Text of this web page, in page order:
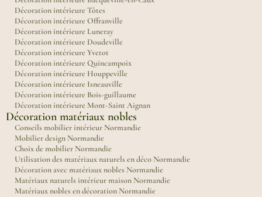
Décoration intérieure Tôtes
Décoration intérieure Offranville
Décoration intérieure Luneray
Décoration intérieure Doudeville
Décoration intérieure Yvetot
Décoration intérieure Quincampoix
Décoration intérieure Houppeville
Décoration intérieure Isneauville
Décoration intérieure Bois-guillaume
Décoration intérieure Mont-Saint Aignan
Décoration matériaux nobles
Conseils mobilier intérieur Normandie
Mobilier design Normandie
Choix de mobilier Normandie
Utilisation des matériaux naturels en déco Normandie
Décoration avec matériaux nobles Normandie
Matériaux naturels intérieur maison Normandie
Matériaux nobles en décoration Normandie